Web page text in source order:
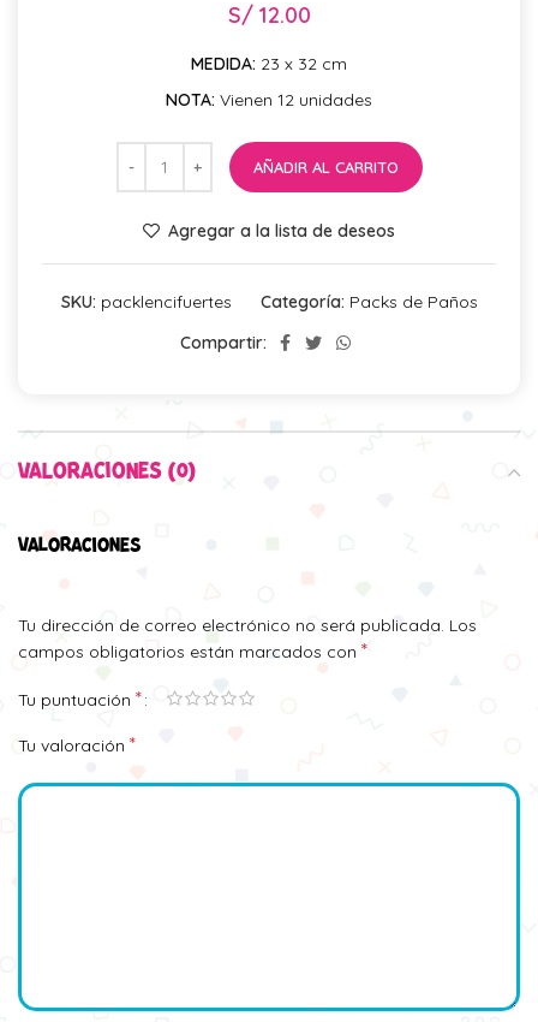
S/12.00
MEDIDA: 23 x 32 cm
NOTA: Vienen 12 unidades
AÑADIR AL CARRITO
Agregar a la lista de deseos
SKU: packlencifuertes Categoría: Packs de Paños
Compartir:
VALORACIONES (0)
VALORACIONES
Tu dirección de correo electrónico no será publicada. Los
campos obligatorios están marcados con *
Tu puntuación *
Tu valoración *